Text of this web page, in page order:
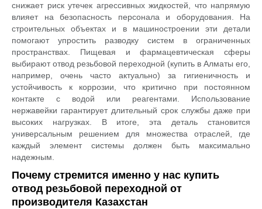
снижает риск утечек агрессивных жидкостей, что напрямую
влияет на безопасность персонала и оборудования. На
строительных объектах и в машиностроении эти детали
помогают упростить разводку систем в ограниченных
пространствах. Пищевая и фармацевтическая сферы
выбирают отвод резьбовой переходной (купить в Алматы его,
например, очень часто актуально) за гигиеничность и
устойчивость к коррозии, что критично при постоянном
контакте с водой или реагентами. Использование
нержавейки гарантирует длительный срок службы даже при
высоких нагрузках. В итоге, эта деталь становится
универсальным решением для множества отраслей, где
каждый элемент системы должен быть максимально
надежным.
Почему стремится именно у нас купить
отвод резьбовой переходной от
производителя Казахстан